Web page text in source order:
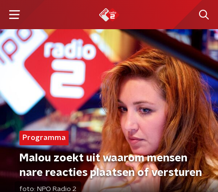
Programma
Malou zoekt uit waarom mensen
nare reacties plaatsen of versturen
foto: NPO Radio 2